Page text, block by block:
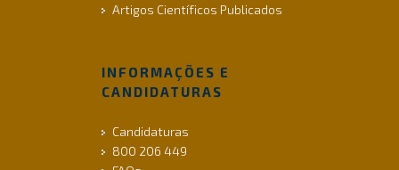
Artigos Científicos Publicados
INFORMAÇÕES E
CANDIDATURAS
Candidaturas
800 206 449